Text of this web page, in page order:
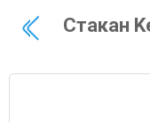
Стакан